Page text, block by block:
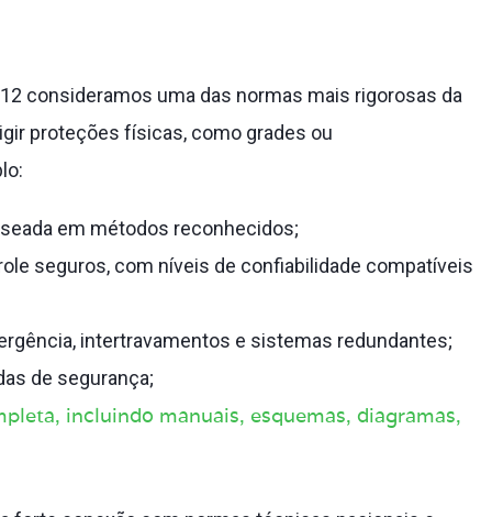
consideramos uma das normas mais rigorosas da
proteções físicas, como grades ou
em métodos reconhecidos;
seguros, com níveis de confiabilidade compatíveis
intertravamentos e sistemas redundantes;
de segurança;
incluindo manuais, esquemas, diagramas,